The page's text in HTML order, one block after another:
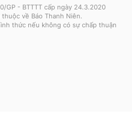
GP - BTTTT cấp ngày 24.3.2020
về Báo Thanh Niên.
thức nếu không có sự chấp thuận